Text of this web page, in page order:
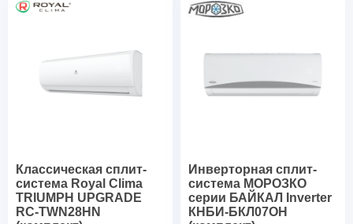
Классическая сплит-
система Royal Clima
TRIUMPH UPGRADE
RC-TWN28HN
Инверторная сплит-
система МОРОЗКО
серии БАЙКАЛ Inverter
КНБИ-БКЛ07ОН